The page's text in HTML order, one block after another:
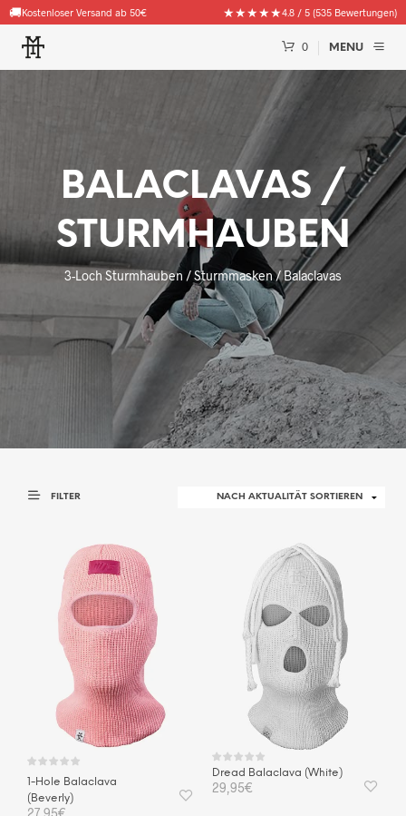
🚚Kostenloser Versand ab 50€ ★★★★★4.8 / 5 (535 Bewertungen)
0 MENU
BALACLAVAS /
STURMHAUBEN
3-Loch Sturmhauben / Sturmmasken / Balaclavas
FILTER
1-Hole Balaclava
(Beverly)
27,95€
Dread Balaclava (White)
29,95€